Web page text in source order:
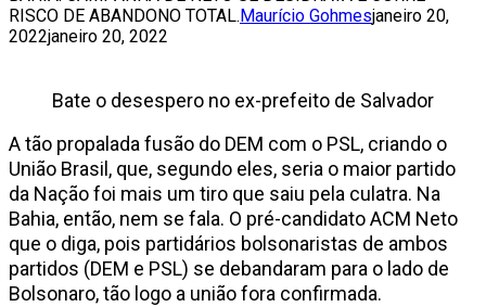
RISCO DE ABANDONO TOTAL. Maurício Gohmesjaneiro 20,
2022janeiro 20, 2022
Bate o desespero no ex-prefeito de Salvador
A tão propalada fusão do DEM com o PSL, criando o
União Brasil, que, segundo eles, seria o maior partido
da Nação foi mais um tiro que saiu pela culatra. Na
Bahia, então, nem se fala. O pré-candidato ACM Neto
que o diga, pois partidários bolsonaristas de ambos
partidos (DEM e PSL) se debandaram para o lado de
Bolsonaro, tão logo a união fora confirmada.